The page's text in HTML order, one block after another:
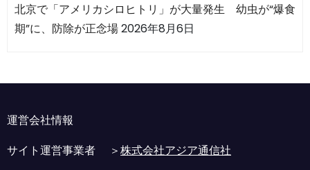
北京で「アメリカシロヒトリ」が大量発生 幼虫が“爆食
期”に、防除が正念場2026年8月6日
運営会社情報
サイト運営事業者 ＞株式会社アジア通信社